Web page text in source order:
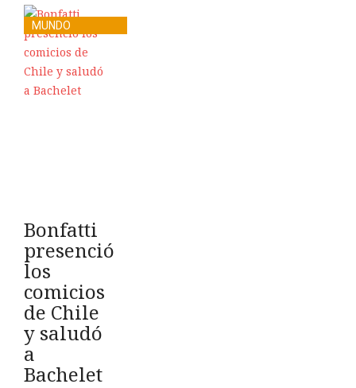
Bonfatti
presenció
los
comicios
de Chile
y saludó
a
Bachelet
MUNDO